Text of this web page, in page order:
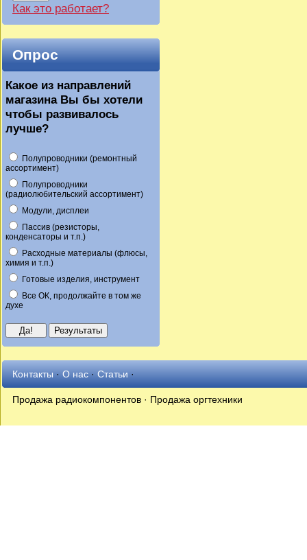
Как это работает?
Опрос
Какое из направлений
магазина Вы бы хотели
чтобы развивалось
лучше?
Полупроводники (ремонтный
ассортимент)
Полупроводники
(радиолюбительский ассортимент)
Модули, дисплеи
Пассив (резисторы,
конденсаторы и т.п.)
Расходные материалы (флюсы,
химия и т.п.)
Готовые изделия, инструмент
Все ОК, продолжайте в том же
духе
Контакты·О нас·Статьи·
Продажа радиокомпонентов · Продажа оргтехники